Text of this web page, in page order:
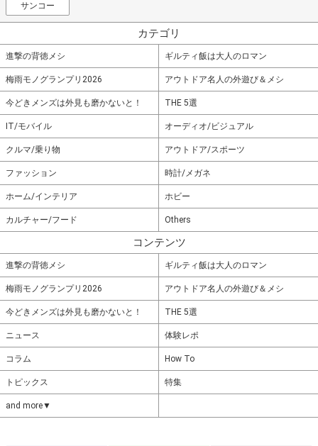
サンコー
カテゴリ
進撃の背徳メシ ギルティ飯は大人のロマン
梅雨モノグランプリ2026 アウトドア名人の外遊び＆メシ
今どきメンズは外見も磨かないと！ THE 5選
IT/モバイル オーディオ/ビジュアル
クルマ/乗り物 アウトドア/スポーツ
ファッション 時計/メガネ
ホーム/インテリア ホビー
カルチャー/フード Others
コンテンツ
進撃の背徳メシ ギルティ飯は大人のロマン
梅雨モノグランプリ2026 アウトドア名人の外遊び＆メシ
今どきメンズは外見も磨かないと！ THE 5選
ニュース 体験レポ
コラム How To
トピックス 特集
and more▼